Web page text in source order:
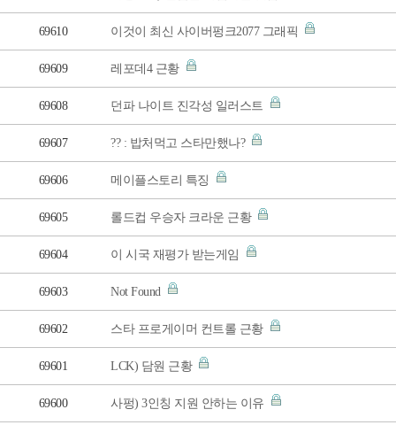
69610 이것이 최신 사이버펑크2077 그래픽
69609 레포데4 근황
69608 던파 나이트 진각성 일러스트
69607 ?? : 밥처먹고 스타만했나?
69606 메이플스토리 특징
69605 롤드컵 우승자 크라운 근황
69604 이 시국 재평가 받는게임
69603 Not Found
69602 스타 프로게이머 컨트롤 근황
69601 LCK) 담원 근황
69600 사펑) 3인칭 지원 안하는 이유